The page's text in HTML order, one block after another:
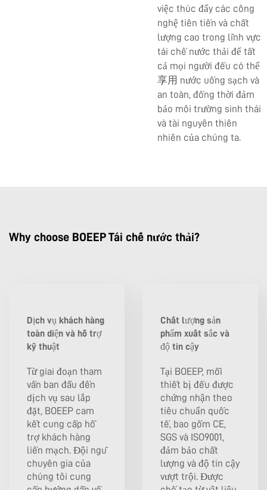
việc thúc đẩy các công
nghệ tiên tiến và chất
lượng cao trong lĩnh vực
tái chế nước thải để tất
cả mọi người đều có thể
享用 nước uống sạch và
an toàn, đồng thời đảm
bảo môi trường sinh thái
và tài nguyên thiên
nhiên của chúng ta.
Why choose BOEEP Tái chế nước thải?
Dịch vụ khách hàng
toàn diện và hỗ trợ
kỹ thuật
Từ giai đoạn tham
vấn ban đầu đến
dịch vụ sau lắp
đặt, BOEEP cam
kết cung cấp hỗ
trợ khách hàng
liền mạch. Đội ngũ
chuyên gia của
chúng tôi cung
Chất lượng sản
phẩm xuất sắc và
độ tin cậy
Tại BOEEP, mỗi
thiết bị đều được
chứng nhận theo
tiêu chuẩn quốc
tế, bao gồm CE,
SGS và ISO9001,
đảm bảo chất
lượng và độ tin cậy
vượt trội. Được